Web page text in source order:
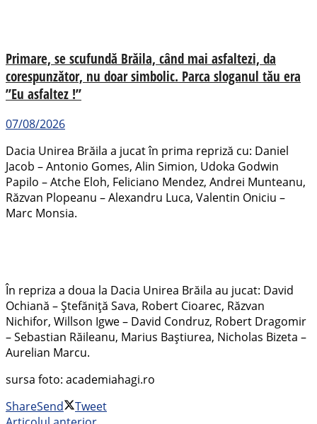
Primare, se scufundă Brăila, când mai asfaltezi, da
corespunzător, nu doar simbolic. Parca sloganul tău era
”Eu asfaltez !”
07/08/2026
Dacia Unirea Brăila a jucat în prima repriză cu: Daniel
Jacob – Antonio Gomes, Alin Simion, Udoka Godwin
Papilo – Atche Eloh, Feliciano Mendez, Andrei Munteanu,
Răzvan Plopeanu – Alexandru Luca, Valentin Oniciu –
Marc Monsia.
În repriza a doua la Dacia Unirea Brăila au jucat: David
Ochiană – Ștefăniță Sava, Robert Cioarec, Răzvan
Nichifor, Willson Igwe – David Condruz, Robert Dragomir
– Sebastian Răileanu, Marius Baștiurea, Nicholas Bizeta –
Aurelian Marcu.
sursa foto: academiahagi.ro
ShareSend
Tweet